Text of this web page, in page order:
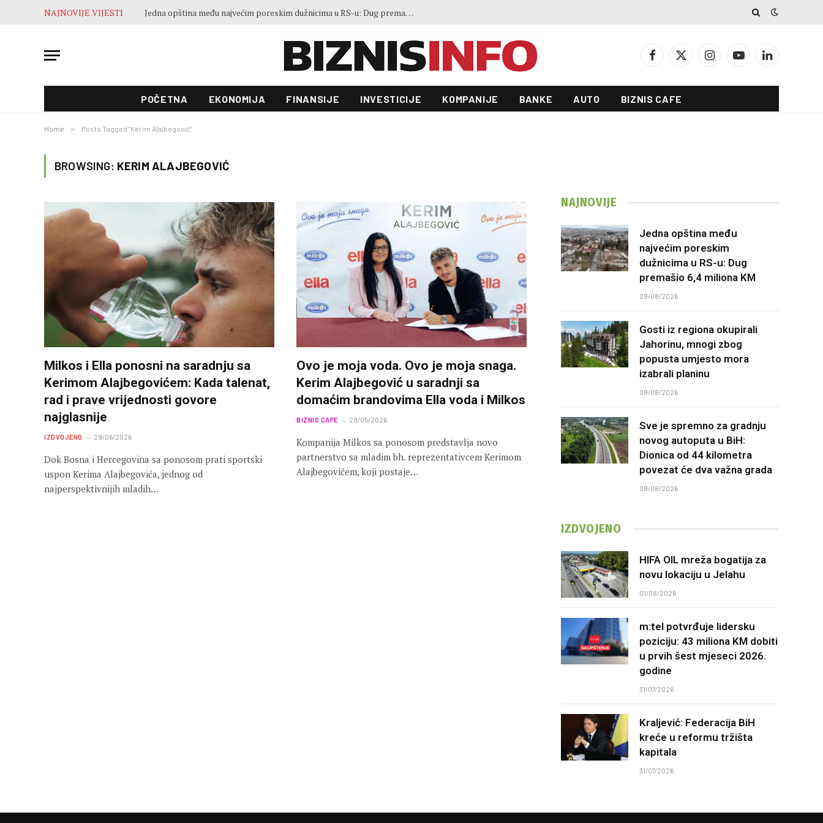
NAJNOVIJE VIJESTI Gosti iz regiona okupirali Jahorinu, mnogi zbog popusta umjesto mora izabrali planinu
Facebook
X
InstagramYouTubeLinkedIn
POČETNA EKONOMIJA FINANSIJE INVESTICIJE KOMPANIJE BANKE AUTO BIZNIS CAFE
Home » Posts Tagged "Kerim Alajbegović"
BROWSING: KERIM ALAJBEGOVIĆ
Milkos i Ella ponosni na saradnju sa
Kerimom Alajbegovićem: Kada talenat,
rad i prave vrijednosti govore
najglasnije
IZDVOJENO 29/06/2026
Dok Bosna i Hercegovina sa ponosom prati sportski
uspon Kerima Alajbegovića, jednog od
najperspektivnijih mladih…
Ovo je moja voda. Ovo je moja snaga.
Kerim Alajbegović u saradnji sa
domaćim brandovima Ella voda i Milkos
BIZNIS CAFE 29/05/2026
Kompanija Milkos sa ponosom predstavlja novo
partnerstvo sa mladim bh. reprezentativcem Kerimom
Alajbegovićem, koji postaje…
NAJNOVIJE
Jedna opština među
najvećim poreskim
dužnicima u RS-u: Dug
premašio 6,4 miliona KM
09/08/2026
Gosti iz regiona okupirali
Jahorinu, mnogi zbog
popusta umjesto mora
izabrali planinu
09/08/2026
Sve je spremno za gradnju
novog autoputa u BiH:
Dionica od 44 kilometra
povezat će dva važna grada
09/08/2026
IZDVOJENO
HIFA OIL mreža bogatija za
novu lokaciju u Jelahu
01/08/2026
m:tel potvrđuje lidersku
poziciju: 43 miliona KM dobiti
u prvih šest mjeseci 2026.
godine
31/07/2026
Kraljević: Federacija BiH
kreće u reformu tržišta
kapitala
31/07/2026